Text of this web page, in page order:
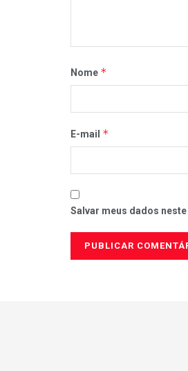
Nome *
E-mail *
Salvar meus dados